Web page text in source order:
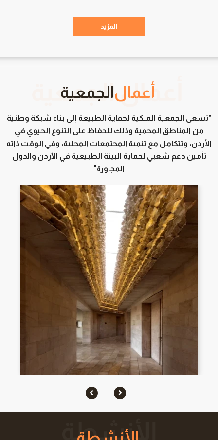
المزيد
أعمالالجمعية
"تسعى الجمعية الملكية لحماية الطبيعة إلى بناء شبكة وطنية
من المناطق المحمية وذلك للحفاظ على التنوع الحيوي في
الأردن، وتتكامل مع تنمية المجتمعات المحلية، وفي الوقت ذاته
تأمين دعم شعبي لحماية البيئة الطبيعية في الأردن والدول
المجاورة"